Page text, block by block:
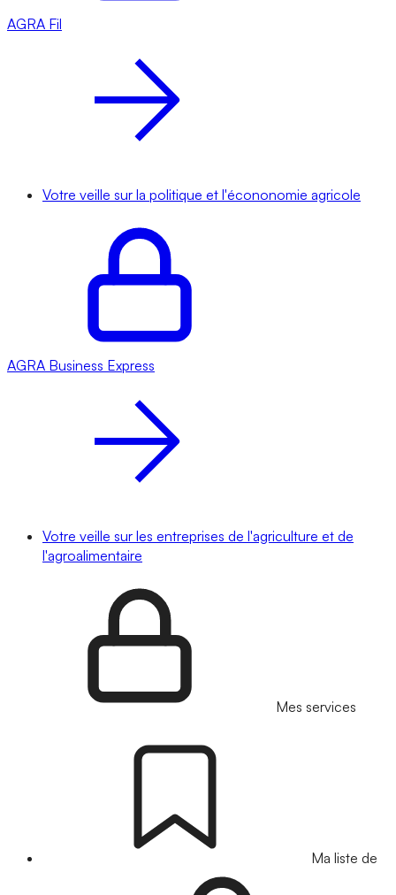
AGRA Fil
Votre veille sur la politique et l'écononomie agricole
AGRA Business Express
Votre veille sur les entreprises de l'agriculture et de
l'agroalimentaire
Mes services
Ma liste de